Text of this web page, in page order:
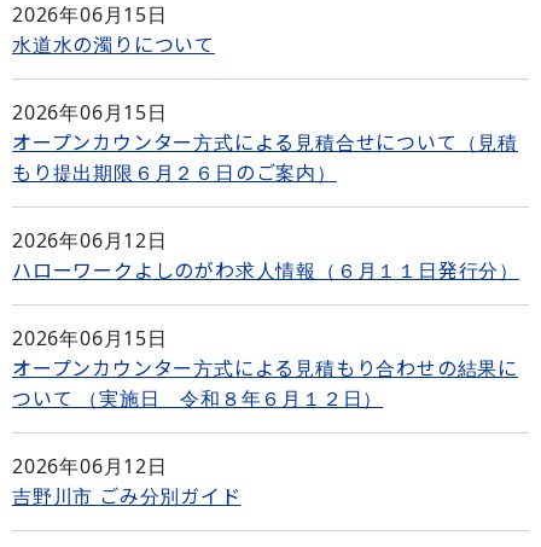
2026年06月15日
水道水の濁りについて
2026年06月15日
オープンカウンター方式による見積合せについて（見積
もり提出期限６月２６日のご案内）
2026年06月12日
ハローワークよしのがわ求人情報（６月１１日発行分）
2026年06月15日
オープンカウンター方式による見積もり合わせの結果に
ついて （実施日 令和８年６月１２日）
2026年06月12日
吉野川市 ごみ分別ガイド